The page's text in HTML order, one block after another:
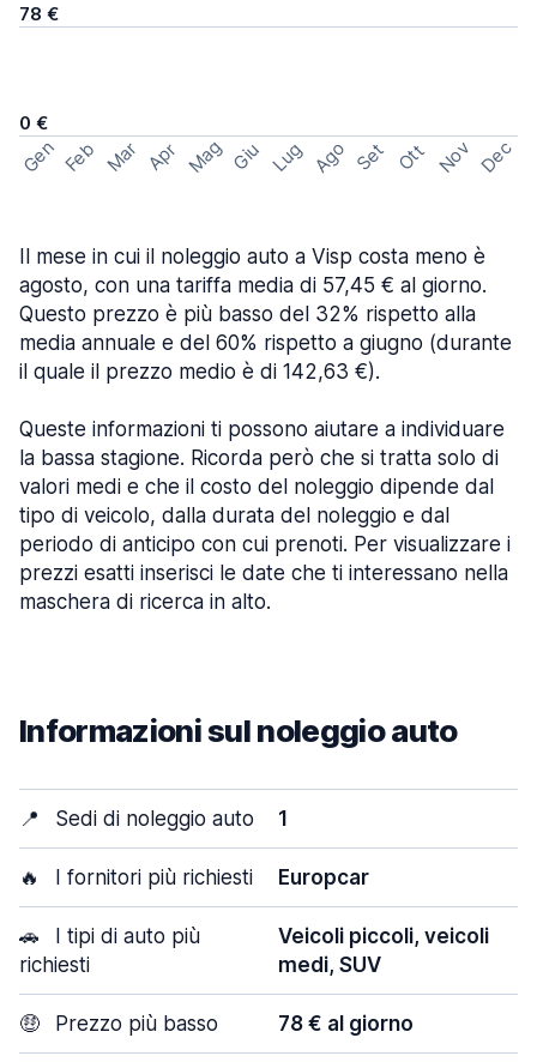
78 €
0 €
Gen Feb Mar Apr Mag Giu Lug Ago Set Ott Nov Dec
Il mese in cui il noleggio auto a Visp costa meno è
agosto, con una tariffa media di 57,45 € al giorno.
Questo prezzo è più basso del 32% rispetto alla
media annuale e del 60% rispetto a giugno (durante
il quale il prezzo medio è di 142,63 €).
Queste informazioni ti possono aiutare a individuare
la bassa stagione. Ricorda però che si tratta solo di
valori medi e che il costo del noleggio dipende dal
tipo di veicolo, dalla durata del noleggio e dal
periodo di anticipo con cui prenoti. Per visualizzare i
prezzi esatti inserisci le date che ti interessano nella
maschera di ricerca in alto.
Informazioni sul noleggio auto
📍 Sedi di noleggio auto 1
🔥 I fornitori più richiesti Europcar
🚗
I tipi di auto più
richiesti
Veicoli piccoli, veicoli
medi, SUV
🤑 Prezzo più basso 78 € al giorno